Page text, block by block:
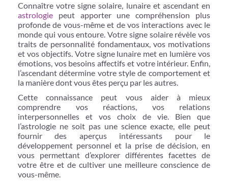
Connaître votre signe solaire, lunaire et ascendant en
astrologie peut apporter une compréhension plus
profonde de vous-même et de vos interactions avec le
monde qui vous entoure. Votre signe solaire révèle vos
traits de personnalité fondamentaux, vos motivations
et vos objectifs. Votre signe lunaire met en lumière vos
émotions, vos besoins affectifs et votre intérieur. Enfin,
l’ascendant détermine votre style de comportement et
la manière dont vous êtes perçu par les autres.
Cette connaissance peut vous aider à mieux
comprendre vos réactions, vos relations
interpersonnelles et vos choix de vie. Bien que
l’astrologie ne soit pas une science exacte, elle peut
fournir des aperçus intéressants pour le
développement personnel et la prise de décision, en
vous permettant d’explorer différentes facettes de
votre être et de cultiver une meilleure conscience de
vous-même.